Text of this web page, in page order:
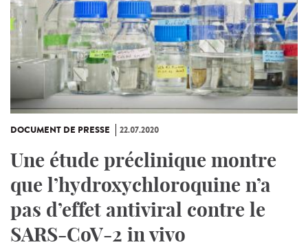
DOCUMENT DE PRESSE 22.07.2020
Une étude préclinique montre
que l’hydroxychloroquine n’a
pas d’effet antiviral contre le
SARS-CoV-2 in vivo